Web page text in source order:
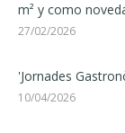
m² y como
27/02/2026
'Jornades
10/04/2026